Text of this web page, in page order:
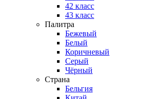
42 класс
43 класс
Палитра
Бежевый
Белый
Коричневый
Серый
Чёрный
Страна
Бельгия